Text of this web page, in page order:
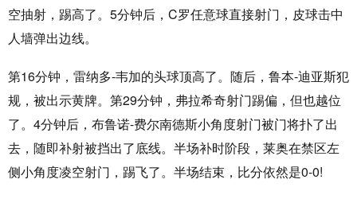
空抽射，踢高了。5分钟后，C罗任意球直接射门，皮球击中
人墙弹出边线。
第16分钟，雷纳多-韦加的头球顶高了。随后，鲁本-迪亚斯犯
规，被出示黄牌。第29分钟，弗拉希奇射门踢偏，但也越位
了。4分钟后，布鲁诺-费尔南德斯小角度射门被门将扑了出
去，随即补射被挡出了底线。半场补时阶段，莱奥在禁区左
侧小角度凌空射门，踢飞了。半场结束，比分依然是0-0!